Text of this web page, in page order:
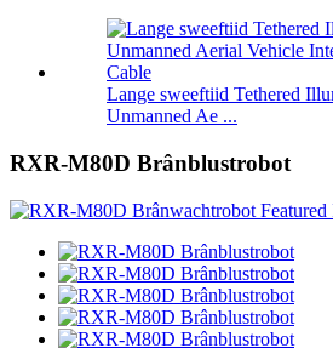
Lange sweeftiid Tethered
Unmanned Ae ...
RXR-M80D Brânblustrobot